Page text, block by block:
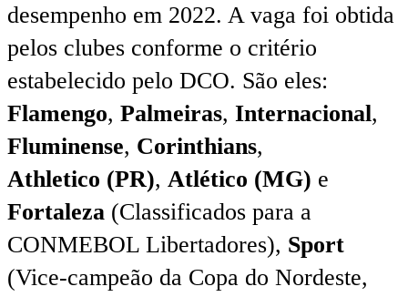
desempenho em 2022. A vaga foi obtida
pelos clubes conforme o critério
estabelecido pelo DCO. São eles:
Flamengo, Palmeiras, Internacional,
Fluminense, Corinthians,
Athletico (PR), Atlético (MG) e
Fortaleza (Classificados para a
CONMEBOL Libertadores), Sport
(Vice-campeão da Copa do Nordeste,